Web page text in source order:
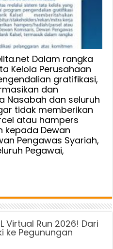
Dalam rangka
Kelola Perusahaan
gratifikasi,
dan
Nasabah dan seluruh
tidak memberikan
atau hampers
kepada Dewan
Pengawas Syariah,
Pegawai,
Virtual Run 2026! Dari
ke Pegunungan